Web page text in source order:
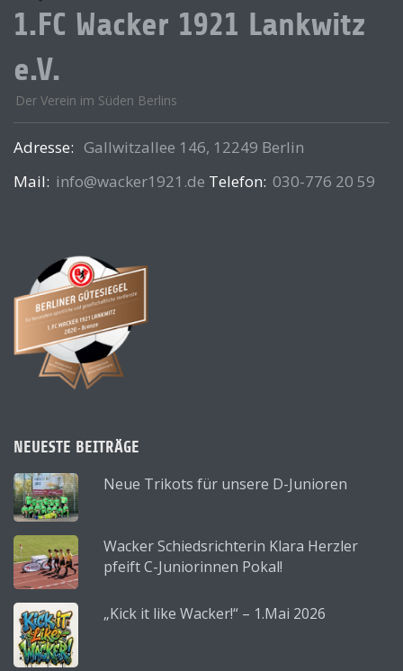
1.FC Wacker 1921 Lankwitz
e.V.
Der Verein im Süden Berlins
Adresse: Gallwitzallee 146, 12249 Berlin
Mail: info@wacker1921.de Telefon: 030-776 20 59
NEUESTE BEITRÄGE
Neue Trikots für unsere D-Junioren
Wacker Schiedsrichterin Klara Herzler
pfeift C-Juniorinnen Pokal!
„Kick it like Wacker!“ – 1.Mai 2026